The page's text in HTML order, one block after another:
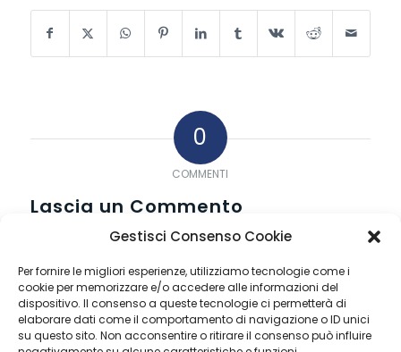
Gestisci Consenso Cookie
Per fornire le migliori esperienze, utilizziamo tecnologie come i
cookie per memorizzare e/o accedere alle informazioni del
dispositivo. Il consenso a queste tecnologie ci permetterà di
elaborare dati come il comportamento di navigazione o ID unici
su questo sito. Non acconsentire o ritirare il consenso può influire
0
COMMENTI
Lascia un Commento
Vuoi partecipare alla discussione?
Devi essereconnessoper inviare un
commento.